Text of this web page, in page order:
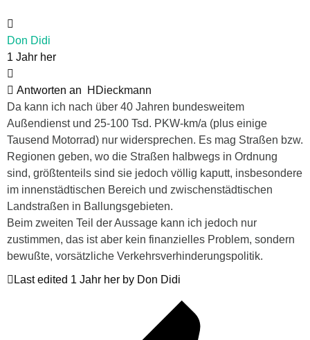
Don Didi
1 Jahr her
Antworten an
HDieckmann
Da kann ich nach über 40 Jahren bundesweitem
Außendienst und 25-100 Tsd. PKW-km/a (plus einige
Tausend Motorrad) nur widersprechen. Es mag Straßen bzw.
Regionen geben, wo die Straßen halbwegs in Ordnung
sind, größtenteils sind sie jedoch völlig kaputt, insbesondere
im innenstädtischen Bereich und zwischenstädtischen
Landstraßen in Ballungsgebieten.
Beim zweiten Teil der Aussage kann ich jedoch nur
zustimmen, das ist aber kein finanzielles Problem, sondern
bewußte, vorsätzliche Verkehrsverhinderungspolitik.
Last edited 1 Jahr her by Don Didi